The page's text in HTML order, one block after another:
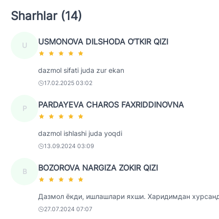
Sharhlar (14)
U USMONOVA DILSHODA O‘TKIR QIZI
dazmol sifati juda zur ekan
17.02.2025 03:02
P PARDAYEVA CHAROS FAXRIDDINOVNA
dazmol ishlashi juda yoqdi
13.09.2024 03:09
B BOZOROVA NARGIZA ZOKIR QIZI
Дазмол ёкди, ишлашлари яхши. Харидимдан
27.07.2024 07:07